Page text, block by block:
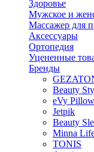
Здоровье
Мужское и
Массажер для
Аксессуары
Ортопедия
Уцененные
Бренды
Beauty
eVy Pillow
Jetpik
Beauty
Minna
TONIS